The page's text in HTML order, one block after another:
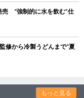
売 “強制的に水を飲む”仕
修から冷製うどんまで“夏
もっと見る